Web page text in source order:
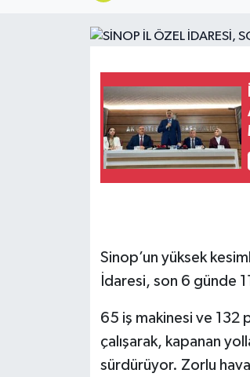
Sinop’un yüksek
İdaresi, son 6 günde
65 iş makinesi ve 132
çalışarak, kapanan
sürdürüyor. Zorlu hava